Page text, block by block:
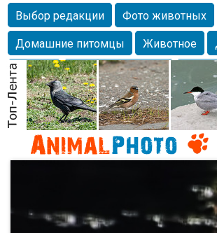
Выбор редакции Фото животных
Домашние питомцы
Животное
Собаки
Alexanderandronik
Морда
Собачка Осень
Насекомое
Коты Lebert